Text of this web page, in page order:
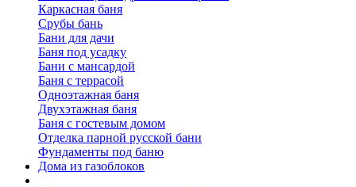
Каркасная баня
Срубы бань
Бани для дачи
Баня под усадку
Бани с мансардой
Баня с террасой
Одноэтажная баня
Двухэтажная баня
Баня с гостевым домом
Отделка парной русской бани
Фундаменты под баню
Дома из газоблоков